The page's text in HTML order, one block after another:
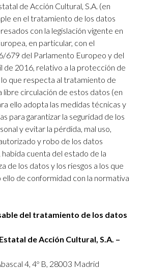
de Acción Cultural, S.A. (en
en el tratamiento de los datos
con la legislación vigente en
en particular, con el
679 del Parlamento Europeo y del
de 2016, relativo a la protección de
lo que respecta al tratamiento de
libre circulación de estos datos (en
ello adopta las medidas técnicas y
para garantizar la seguridad de los
y evitar la pérdida, mal uso,
y robo de los datos
cuenta del estado de la
de los datos y los riesgos a los que
de conformidad con la normativa
del tratamiento de los datos
de Acción Cultural, S.A. –
4, 4º B, 28003 Madrid